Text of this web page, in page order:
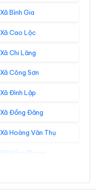
Xã Bình Gia
Xã Cao Lộc
Xã Chi Lăng
Xã Công Sơn
Xã Đình Lập
Xã Đồng Đăng
Xã Hoàng Văn Thụ
Xã Hồng Phong